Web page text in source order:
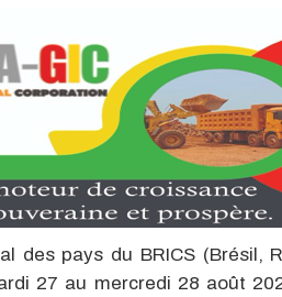
des pays du BRICS (Brésil,
27 au mercredi 28 août